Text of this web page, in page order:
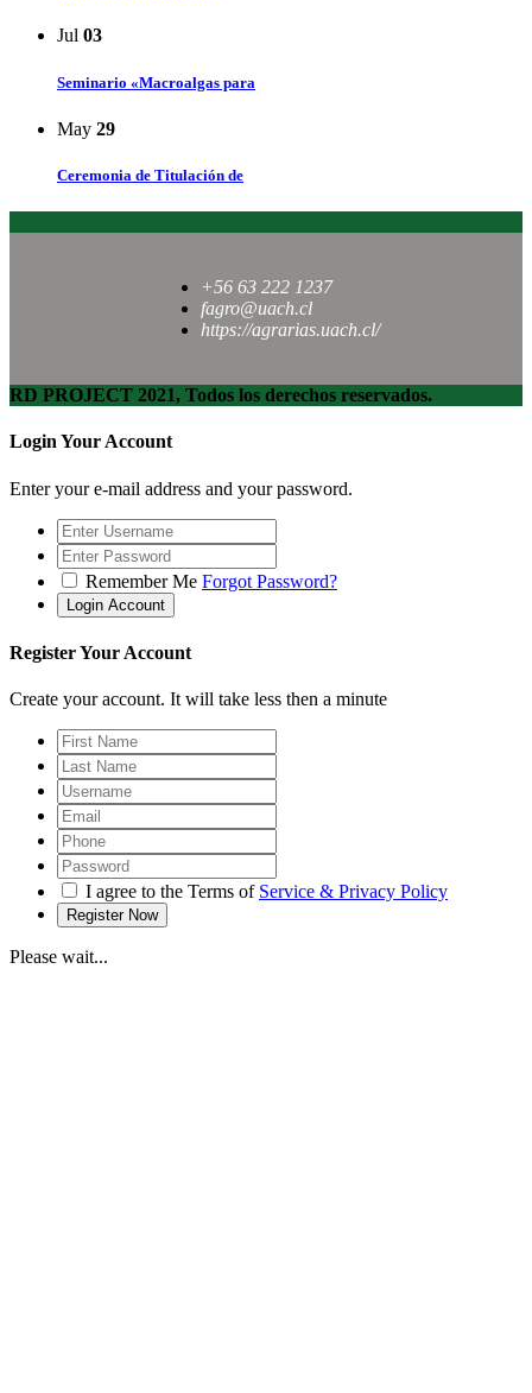
Jul 03
Seminario «Macroalgas para
May 29
Ceremonia de Titulación de
+56 63 222 1237
fagro@uach.cl
https://agrarias.uach.cl/
RD PROJECT 2021, Todos los derechos reservados.
Login Your Account
Enter your e-mail address and your password.
Remember Me Forgot Password?
Register Your Account
Create your account. It will take less then a minute
I agree to the Terms of Service & Privacy Policy
Please wait...